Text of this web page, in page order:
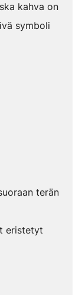
kahva on
symboli
terän
eristetyt